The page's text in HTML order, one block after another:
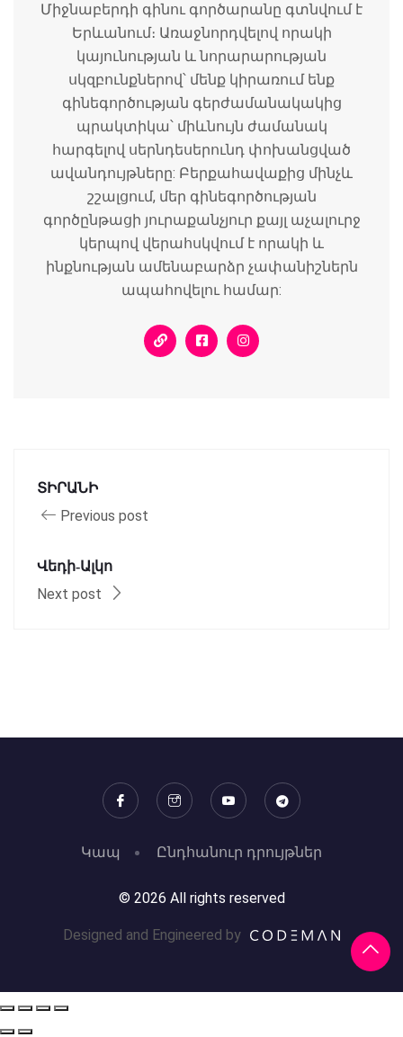
Միջնաբերդի գինու գործարանը գտնվում է
Երևանում։ Առաջնորդվելով որակի
կայունության և նորարարության
սկզբունքներով՝ մենք կիրառում ենք
գինեգործության գերժամանակակից
պրակտիկա՝ միևնույն ժամանակ
հարգելով սերնդեսերունդ փոխանցված
ավանդույթները: Բերքահավաքից մինչև
շշալցում, մեր գինեգործության
գործընթացի յուրաքանչյուր քայլ աչալուրջ
կերպով վերահսկվում է որակի և
ինքնության ամենաբարձր չափանիշներն
ապահովելու համար:
ՏԻՐԱՆԻ
Previous post
Վեդի-Ալկո
Next post
Կապ Ընդհանուր դրույթներ
© 2026 All rights reserved
Designed and Engineered by